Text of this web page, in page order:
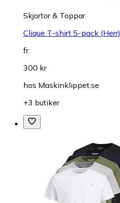
Skjortor & Toppar
Clique T-shirt 5-pack (Herr)
fr.
300 kr
hos Maskinklippet.se
+3 butiker